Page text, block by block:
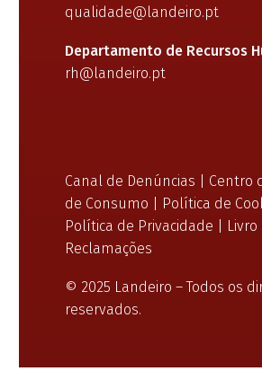
qualidade@landeiro.pt
Departamento de Recursos
rh@landeiro.pt
Canal de Denúncias
Centro
de Consumo
Política de
Política de Privacidade
Livro
Reclamações
© 2025 Landeiro – Todos os
reservados.